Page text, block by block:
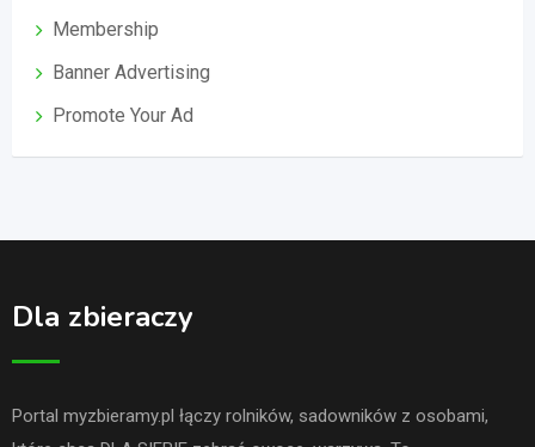
Membership
Banner Advertising
Promote Your Ad
Dla zbieraczy
Portal myzbieramy.pl łączy rolników, sadowników z osobami,